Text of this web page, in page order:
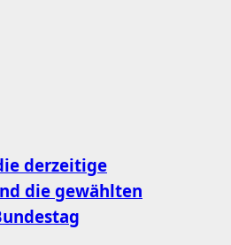
die derzeitige
die gewählten